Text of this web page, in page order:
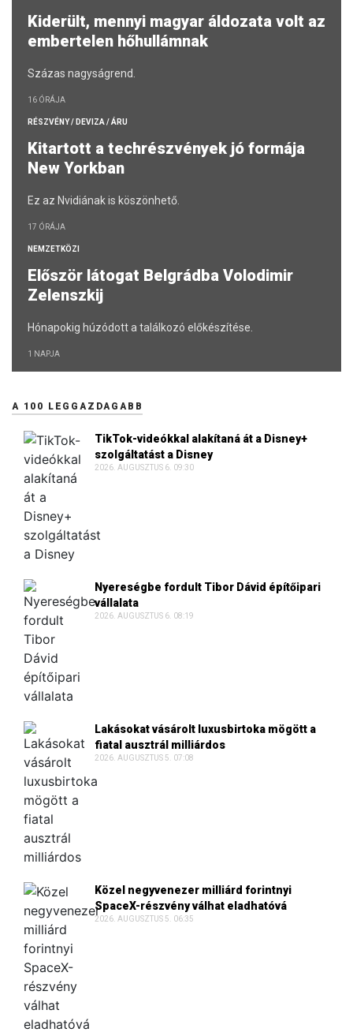
Kiderült, mennyi magyar áldozata volt az
embertelen hőhullámnak
Százas nagyságrend.
16 ÓRÁJA
RÉSZVÉNY / DEVIZA / ÁRU
Kitartott a techrészvények jó formája
New Yorkban
Ez az Nvidiának is köszönhető.
17 ÓRÁJA
NEMZETKÖZI
Először látogat Belgrádba Volodimir
Zelenszkij
Hónapokig húzódott a találkozó előkészítése.
1 NAPJA
A 100 LEGGAZDAGABB
TikTok-videókkal alakítaná át a Disney+
szolgáltatást a Disney
2026. AUGUSZTUS 6. 09:30
Nyereségbe fordult Tibor Dávid építőipari
vállalata
2026. AUGUSZTUS 6. 08:19
Lakásokat vásárolt luxusbirtoka mögött a
fiatal ausztrál milliárdos
2026. AUGUSZTUS 5. 07:08
Közel negyvenezer milliárd forintnyi
SpaceX-részvény válhat eladhatóvá
2026. AUGUSZTUS 5. 06:35